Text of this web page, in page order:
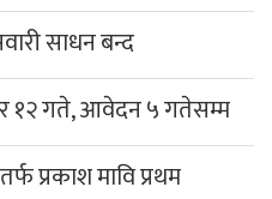
साधन बन्द
र १२ गते, आवेदन ५ गतेसम्म
प्रकाश मावि प्रथम